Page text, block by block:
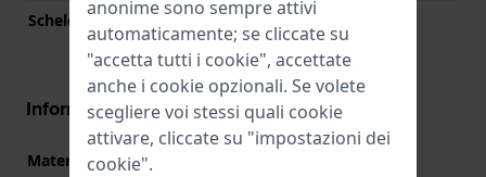
Scheletrato
No
Informazioni sul cinturino
Materiale Cinturino
anonime sono sempre attivi
automaticamente; se cliccate su
"accetta tutti i cookie", accettate
anche i cookie opzionali. Se volete
scegliere voi stessi quali cookie
attivare, cliccate su "impostazioni dei
cookie".